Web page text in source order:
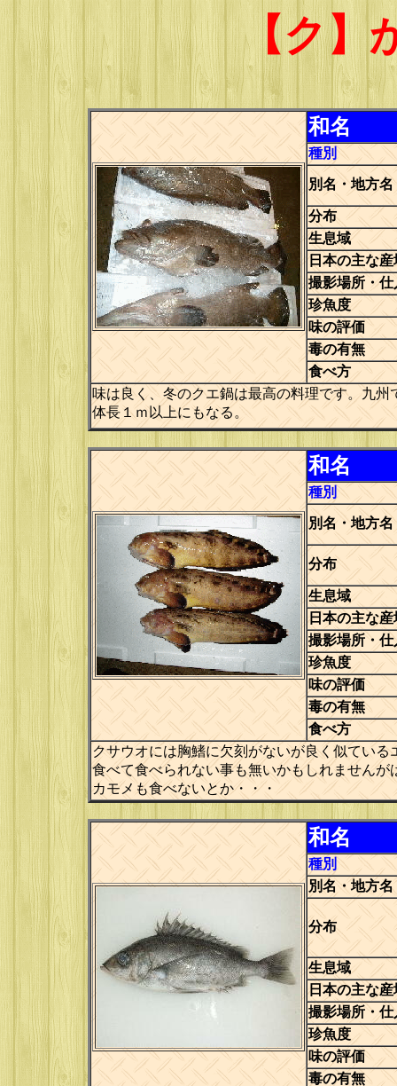
【ク】
和名
種別
別名・地方名
分布
生息域
日本の主な産
撮影場所・仕
珍魚度
味の評価
毒の有無
食べ方
味は良く、冬のクエ鍋は最高の料理です。九
体長１ｍ以上にもなる。
和名
種別
別名・地方名
分布
生息域
日本の主な産
撮影場所・仕
珍魚度
味の評価
毒の有無
食べ方
クサウオには胸鰭に欠刻がないが良く似てい
食べて食べられない事も無いかもしれません
カモメも食べないとか・・・
和名
種別
別名・地方名
分布
生息域
日本の主な産
撮影場所・仕
珍魚度
味の評価
毒の有無